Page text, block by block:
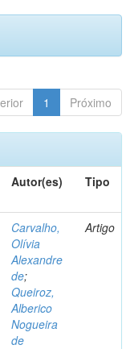
1 Próximo
Autor(es) Tipo
Carvalho,
Olívia
Alexandre
de;
Queiroz,
Alberico
Nogueira
de
Artigo